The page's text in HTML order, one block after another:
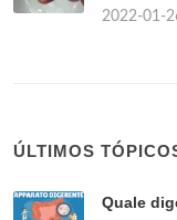
2022-01-
ÚLTIMOS
Quale